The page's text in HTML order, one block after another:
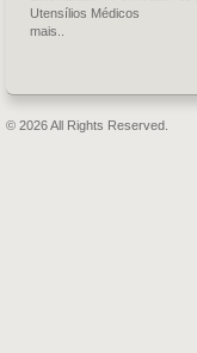
Utensílios Médicos
mais..
© 2026 All Rights Reserved.